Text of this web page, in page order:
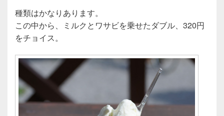
種類はかなりあります。
この中から、ミルクとワサビを乗せたダブル、320円
をチョイス。